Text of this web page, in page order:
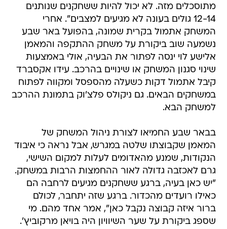
מתוסכלים מזה. לא יכול להיות ששחקנים שנותנים
12-14 גולים בעונה לא מגיעים למצבים". אחרי
המשחק אתמול בקרית שמונה, בהפועל באר שבע
נשמעה שוב ביקורת על משחק ההתקפה והמאמן
אלישע לוי ינסה לפתור את הבעיה, אולי באמצעות
שינוי סגנון המשחק או שינויים בהרכב. עידו אקסברד
קיבל אתמול דקות כשעלה מהספסל ומקווה לפתוח
במשחקים הבאים. גם ניקולס פלצ'וק בתמונת ההרכב
למשחק הבא.
בבאר שבע החמיאו לצורת ניהול המשחק של
המאמן שקבוצתו שלטה במגרש, אבל נראה כי איבוד
הנקודות, שמנע מהאדומים לעלות למקום השישי,
גרם לאכזבה גדולה לאור ההחמצות הרבות במשחק.
"יש כאן בעיה, ברגע ששחקנים מגיעים לרחבה הם
כאילו רועדים מהכדור. ברגע שזה יתחבר, לכולם
ברור איזה קבוצה נקבל כאן", אמר אחד מהם. מי
שספג ביקורת על שער השיוויון היה בויאן מרקוביץ'.